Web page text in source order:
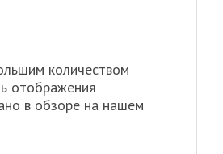
количеством
отображения
в обзоре на нашем